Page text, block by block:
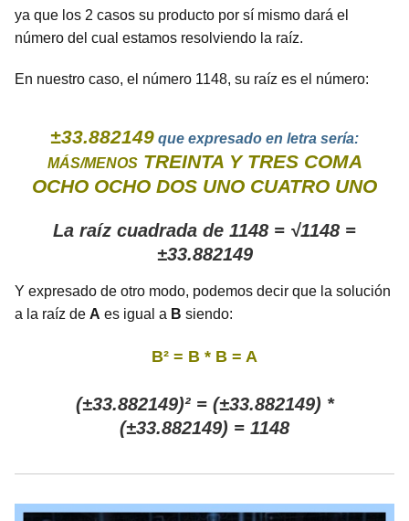
ya que los 2 casos su producto por sí mismo dará el
número del cual estamos resolviendo la raíz.
En nuestro caso, el número 1148, su raíz es el número:
±33.882149 que expresado en letra sería:
MÁS/MENOS TREINTA Y TRES COMA
OCHO OCHO DOS UNO CUATRO UNO
La raíz cuadrada de 1148 = √1148 =
±33.882149
Y expresado de otro modo, podemos decir que la solución
a la raíz de A es igual a B siendo:
B² = B * B = A
(±33.882149)² = (±33.882149) *
(±33.882149) = 1148